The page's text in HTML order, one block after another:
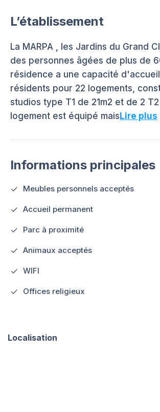
L’établissement
La MARPA , les Jardins du Grand
des personnes âgées de plus de
résidence a une capacité
résidents pour 22 logements,
studios type T1 de 21m2 et de 2
logement est équipé maisLire plus
Informations principales
Meubles personnels acceptés
Accueil permanent
Parc à proximité
Animaux acceptés
WIFI
Offices religieux
Localisation